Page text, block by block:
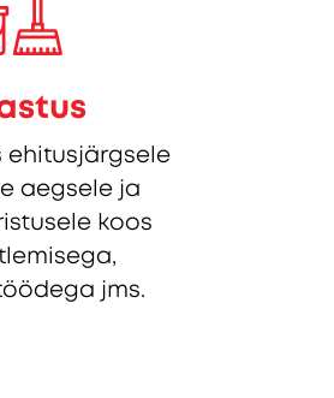
ehitusjärgsele
aegsele ja
koos
jms.